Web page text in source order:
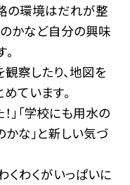
の環境はだれが整
のかなど自分の興味
察したり、地図を
ています。
」「学校にも用水の
な」と新しい気づ
くわくがいっぱいに